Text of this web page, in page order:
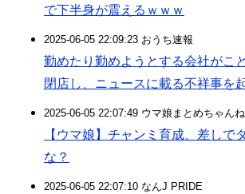
で下半身が震えるｗｗｗ
2025-06-05 22:09:23 おうち速報
勤めたり勤めようとする会社がこ
閉店し、ニュースに載る不祥事を
2025-06-05 22:07:49 ウマ娘まとめちゃん
【ウマ娘】チャンミ育成、差しで
な？
2025-06-05 22:07:10 なんJ PRIDE